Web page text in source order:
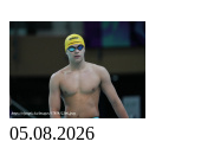
05.08.2026